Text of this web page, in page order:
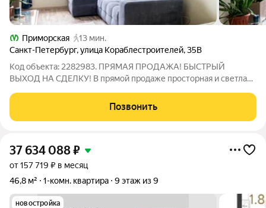
Приморская
13 мин.
Санкт-Петербург,улица Кораблестроителей,35В
Код объекта: 2282983. ПРЯМАЯ ПРОДАЖА! БЫСТРЫЙ
ВЫХОД НА СДЕЛКУ! В прямой продаже просторная и светлая
обременений - один взрослый собственник Квартира
продается со всей мебелью - состояние -
Позвонить
37 634 088₽
от 157 719 ₽ в месяц
46,8 м²
1-комн. квартира 9 этаж из 9
новостройка